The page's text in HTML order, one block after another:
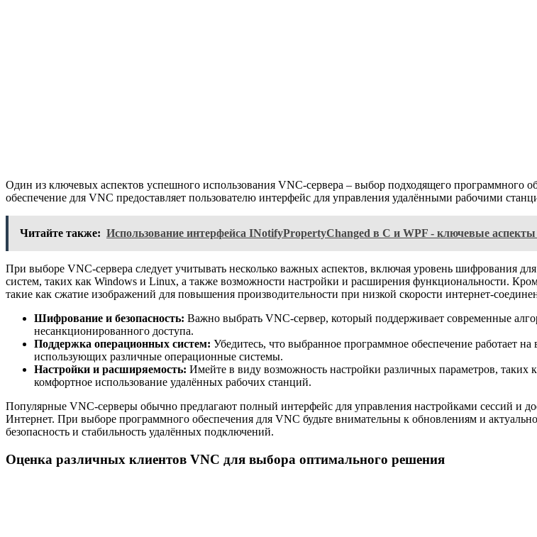
Один из ключевых аспектов успешного использования VNC-сервера – выбор подходящего программного
обеспечение для VNC предоставляет пользователю интерфейс для управления удалёнными рабочими
Читайте также: Использование интерфейса INotifyPropertyChanged в C и WPF - ключевые
При выборе VNC-сервера следует учитывать несколько важных аспектов, включая уровень шифрования
систем, таких как Windows и Linux, а также возможности настройки и расширения функциональности.
такие как сжатие изображений для повышения производительности при низкой скорости интернет-
Шифрование и безопасность: Важно выбрать VNC-сервер, который поддерживает современные
несанкционированного доступа.
Поддержка операционных систем: Убедитесь, что выбранное программное обеспечение работает
использующих различные операционные системы.
Настройки и расширяемость: Имейте в виду возможность настройки различных параметров, таких
комфортное использование удалённых рабочих станций.
Популярные VNC-серверы обычно предлагают полный интерфейс для управления настройками сессий и
Интернет. При выборе программного обеспечения для VNC будьте внимательны к обновлениям и
безопасность и стабильность удалённых подключений.
Оценка различных клиентов VNC для выбора оптимального решения